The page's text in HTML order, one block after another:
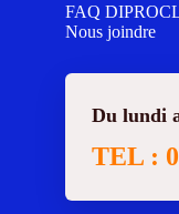
FAQ
Nous joindre
Du lundi
TEL :